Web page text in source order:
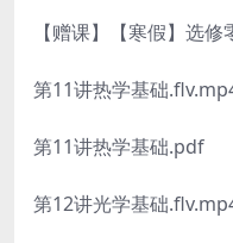
【赠课】【寒假】选修
第11讲热学基础
第11讲热学基础.pdf
第12讲光学基础